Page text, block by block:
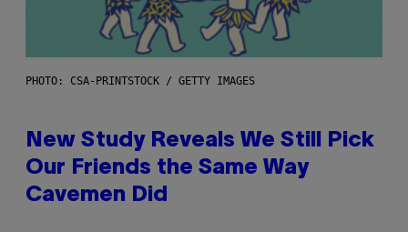
PHOTO: CSA-PRINTSTOCK / GETTY IMAGES
New Study Reveals We Still Pick
Our Friends the Same Way
Cavemen Did